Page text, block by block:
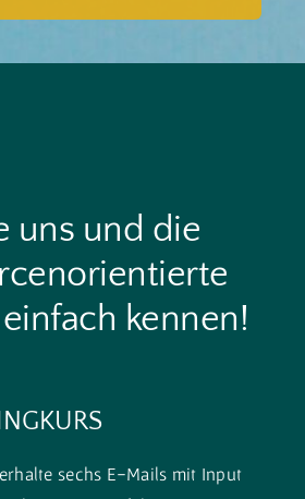
uns und die
kennen!
sechs E-Mails mit Input